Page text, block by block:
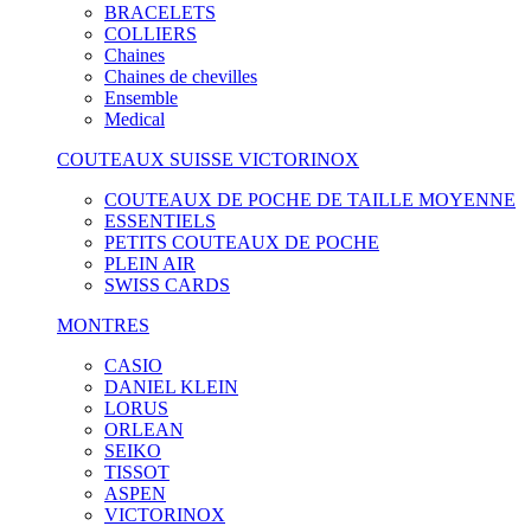
BRACELETS
COLLIERS
Chaines
Chaines de chevilles
Ensemble
Medical
COUTEAUX SUISSE VICTORINOX
COUTEAUX DE POCHE DE TAILLE MOYENNE
ESSENTIELS
PETITS COUTEAUX DE POCHE
PLEIN AIR
SWISS CARDS
MONTRES
CASIO
DANIEL KLEIN
LORUS
ORLEAN
SEIKO
TISSOT
ASPEN
VICTORINOX